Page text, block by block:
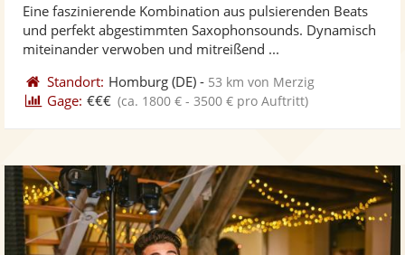
Eine faszinierende Kombination aus pulsierenden Beats
und perfekt abgestimmten Saxophonsounds. Dynamisch
miteinander verwoben und mitreißend ...
Standort: Homburg (DE) - 53 km von Merzig
Gage: €€€ (ca. 1800 € - 3500 € pro Auftritt)